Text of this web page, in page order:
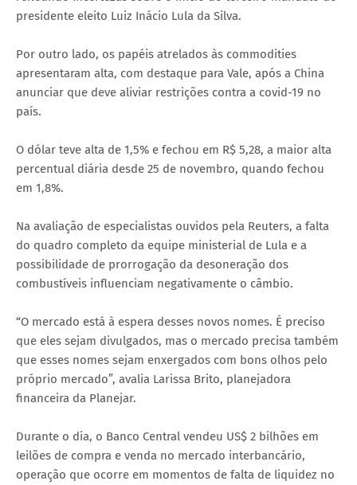
presidente eleito Luiz Inácio Lula da Silva.
Por outro lado, os papéis atrelados às commodities
apresentaram alta, com destaque para Vale, após a China
anunciar que deve aliviar restrições contra a covid-19 no
país.
O dólar teve alta de 1,5% e fechou em R$ 5,28, a maior alta
percentual diária desde 25 de novembro, quando fechou
em 1,8%.
Na avaliação de especialistas ouvidos pela Reuters, a falta
do quadro completo da equipe ministerial de Lula e a
possibilidade de prorrogação da desoneração dos
combustíveis influenciam negativamente o câmbio.
“O mercado está à espera desses novos nomes. É preciso
que eles sejam divulgados, mas o mercado precisa também
que esses nomes sejam enxergados com bons olhos pelo
próprio mercado”, avalia Larissa Brito, planejadora
financeira da Planejar.
Durante o dia, o Banco Central vendeu US$ 2 bilhões em
leilões de compra e venda no mercado interbancário,
operação que ocorre em momentos de falta de liquidez no